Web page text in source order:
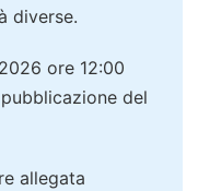
diverse.
ore 12:00
del
allegata